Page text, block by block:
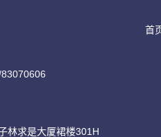
林求是大厦裙楼301H
首